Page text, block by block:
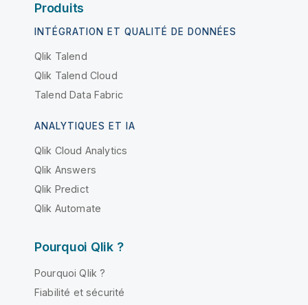
Produits
INTÉGRATION ET QUALITÉ DE DONNÉES
Qlik Talend
Qlik Talend Cloud
Talend Data Fabric
ANALYTIQUES ET IA
Qlik Cloud Analytics
Qlik Answers
Qlik Predict
Qlik Automate
Pourquoi Qlik ?
Pourquoi Qlik ?
Fiabilité et sécurité